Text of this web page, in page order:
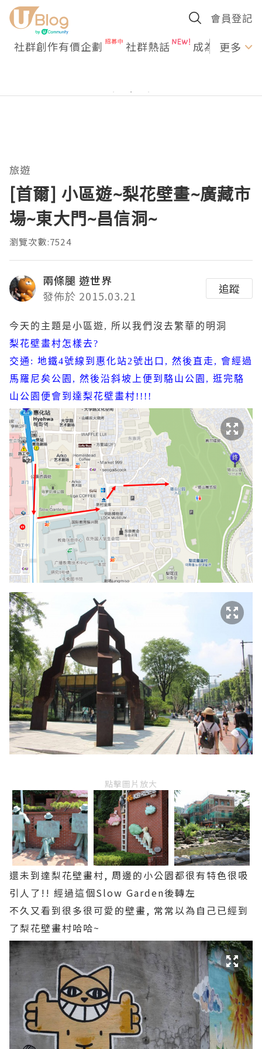
會員登記
社群創作有價企劃 社群熱話 成為U更多
旅遊
[首爾] 小區遊~梨花壁畫~廣藏市
場~東大門~昌信洞~
瀏覽次數:7524
兩條腿 遊世界
發佈於 2015.03.21
追蹤
今天的主題是小區遊, 所以我們沒去繁華的明洞
梨花壁畫村怎樣去?
交通: 地鐵4號線到惠化站2號出口, 然後直走, 會經過
馬羅尼矣公園, 然後沿斜坡上便到駱山公園, 逛完駱
山公園便會到達梨花壁畫村!!!!
點擊圖片放大
還未到達梨花壁畫村, 周邊的小公園都很有特色很吸
引人了!! 經過這個Slow Garden後轉左
不久又看到很多很可愛的壁畫, 常常以為自己已經到
了梨花壁畫村哈哈~